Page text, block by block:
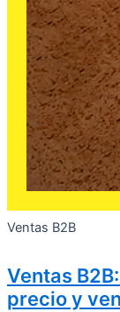
Ventas B2B
Ventas
precio y